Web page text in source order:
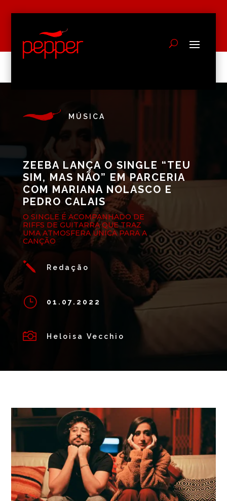
MÚSICA
ZEEBA LANÇA O SINGLE “TEU
SIM, MAS NÃO” EM PARCERIA
COM MARIANA NOLASCO E
PEDRO CALAIS
O SINGLE É ACOMPANHADO DE
RIFFS DE GUITARRA QUE TRAZ
UMA ATMOSFERA ÚNICA PARA A
CANÇÃO
j Redação
} 01.07.2022
 Heloisa Vecchio